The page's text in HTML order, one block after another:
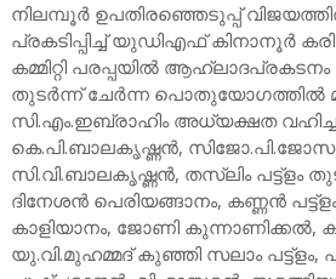
നിലമ്പൂർ ഉപതിരഞ്ഞെടുപ്പ്
പ്രകടിപ്പിച്ച് യുഡിഎഫ് കിനാനൂർ
കമ്മിറ്റി പരപ്പയിൽ ആഹ്ലാദപ്രകടനം
തുടർന്ന് ചേർന്ന പൊതുയോഗത്തിൽ
സി.എം.ഇബ്രാഹിം അധ്യക്ഷത
കെ.പി.ബാലകൃഷ്ണൻ,
സി.വി.ബാലകൃഷ്ണൻ, തസ്ലിം പട്ട്ളം
ദിനേശൻ പെരിയങ്ങാനം, കണ്ണൻ
കാളിയാനം, ജോണി കുന്നാണിക്കൽ,
യു.വി.മുഹമ്മദ് കുഞ്ഞി സലാം പട്ട്ളം,